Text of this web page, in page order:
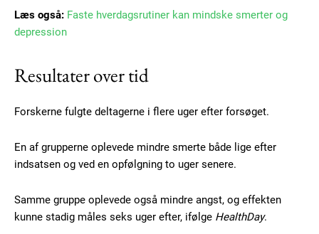
Læs også: Faste hverdagsrutiner kan mindske smerter og
depression
Resultater over tid
Forskerne fulgte deltagerne i flere uger efter forsøget.
En af grupperne oplevede mindre smerte både lige efter
indsatsen og ved en opfølgning to uger senere.
Samme gruppe oplevede også mindre angst, og effekten
kunne stadig måles seks uger efter, ifølge HealthDay.